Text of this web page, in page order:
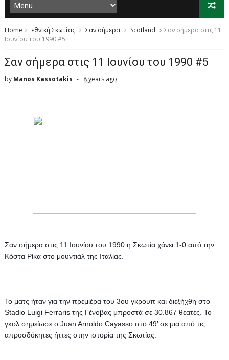
Home εθνική Σκωτίας Σαν σήμερα Scotland
Σαν σήμερα στις 11
Ιουνίου του 1990 #5
Σαν σήμερα στις 11 Ιουνίου του 1990 #5
by Manos Kassotakis 8 years ago
Σαν σήμερα στις 11 Ιουνίου του 1990 η Σκωτία χάνει 1-0 από την
Κόστα Ρίκα στο μουντιάλ της Ιταλίας.
Το ματς ήταν για την πρεμιέρα του 3ου γκρουπ και διεξήχθη στο
Stadio Luigi Ferraris της Γένοβας μπροστά σε 30.867 θεατές. Το
γκολ σημείωσε ο Juan Arnoldo Cayasso στο 49’ σε μια από τις
απροσδόκητες ήττες στην ιστορία της Σκωτίας.